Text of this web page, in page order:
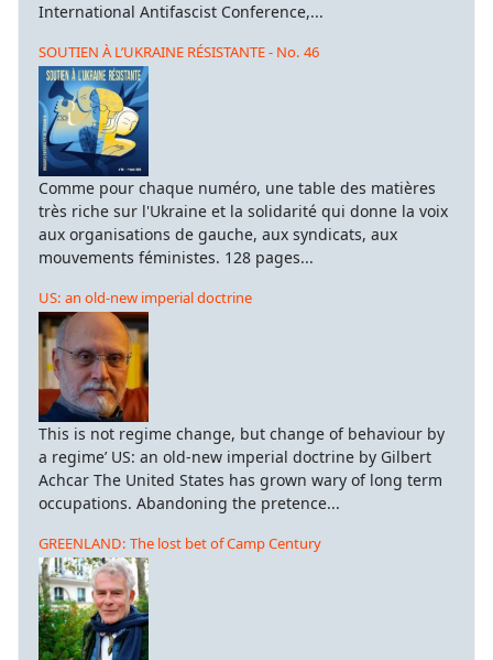
International Antifascist Conference,...
SOUTIEN À L’UKRAINE RÉSISTANTE - No. 46
Comme pour chaque numéro, une table des matières
très riche sur l'Ukraine et la solidarité qui donne la voix
aux organisations de gauche, aux syndicats, aux
mouvements féministes. 128 pages...
US: an old-new imperial doctrine
This is not regime change, but change of behaviour by
a regime’ US: an old-new imperial doctrine by Gilbert
Achcar The United States has grown wary of long term
occupations. Abandoning the pretence...
GREENLAND: The lost bet of Camp Century